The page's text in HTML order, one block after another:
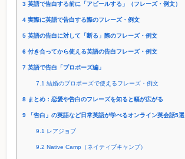
3 英語で告白する前に「アピールする」（フレーズ・例文）
4 実際に英語で告白する際のフレーズ・例文
5 英語の告白に対して「断る」際のフレーズ・例文
6 付き合ってから使える英語の告白フレーズ・例文
7 英語で告白「プロポーズ編」
7.1 結婚のプロポーズで使えるフレーズ・例文
8 まとめ：恋愛や告白のフレーズを知ると幅が広がる
9 「告白」の英語など日常英語が学べるオンライン英会話5選
9.1 レアジョブ
9.2 Native Camp（ネイティブキャンプ）